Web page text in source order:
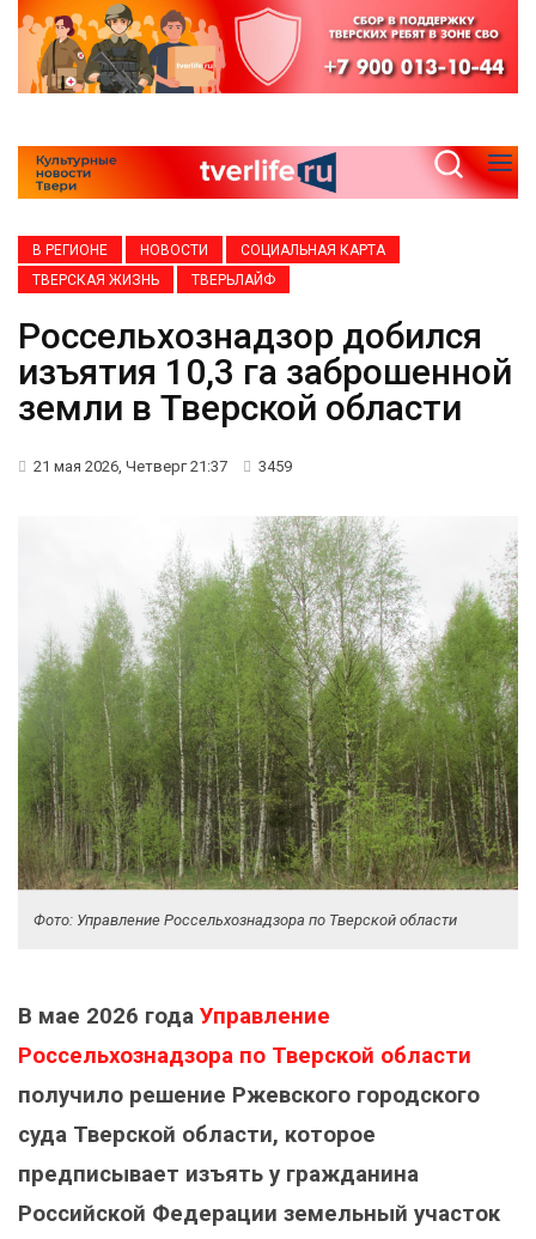
В РЕГИОНЕ НОВОСТИ
СОЦИАЛЬНАЯ КАРТА
ТВЕРСКАЯ ЖИЗНЬ
ТВЕРЬЛАЙФ
Россельхознадзор добился
изъятия 10,3 га заброшенной
земли в Тверской области
21 мая 2026, Четверг 21:37 3459
Фото: Управление Россельхознадзора по Тверской области
В мае 2026 года Управление
Россельхознадзора по Тверской области
получило решение Ржевского городского
суда Тверской области, которое
предписывает изъять у гражданина
Российской Федерации земельный участок